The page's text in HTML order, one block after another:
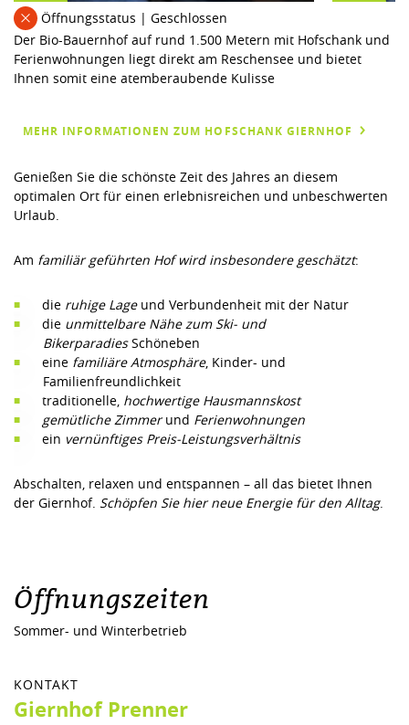
Öffnungsstatus | Geschlossen
Der Bio-Bauernhof auf rund 1.500 Metern mit Hofschank und
Ferienwohnungen liegt direkt am Reschensee und bietet
Ihnen somit eine atemberaubende Kulisse
MEHR INFORMATIONEN ZUM HOFSCHANK GIERNHOF
Genießen Sie die schönste Zeit des Jahres an diesem
optimalen Ort für einen erlebnisreichen und unbeschwerten
Urlaub.
Am familiär geführten Hof wird insbesondere geschätzt:
die ruhige Lageund Verbundenheit mit der Natur
die unmittelbare Nähe zum Ski- und
BikerparadiesSchöneben
eine familiäre Atmosphäre, Kinder- und
Familienfreundlichkeit
traditionelle, hochwertige Hausmannskost
gemütliche Zimmerund Ferienwohnungen
ein vernünftiges Preis-Leistungsverhältnis
Abschalten, relaxen und entspannen – all das bietet Ihnen
der Giernhof. Schöpfen Sie hier neue Energie für den Alltag.
Öffnungszeiten
Sommer- und Winterbetrieb
KONTAKT
Giernhof Prenner